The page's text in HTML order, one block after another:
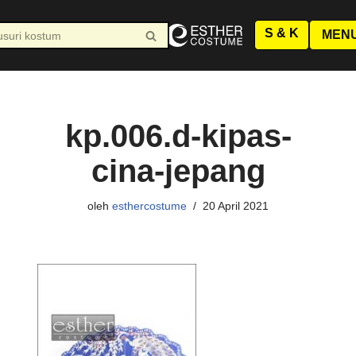
S & K
kp.006.d-kipas-
cina-jepang
oleh esthercostume 20 April 2021
JAM KERJA AGUSTUS
Senin-Jumat : 10.00-19.00 WIB
Sabtu : 10.00-17.00 WIB